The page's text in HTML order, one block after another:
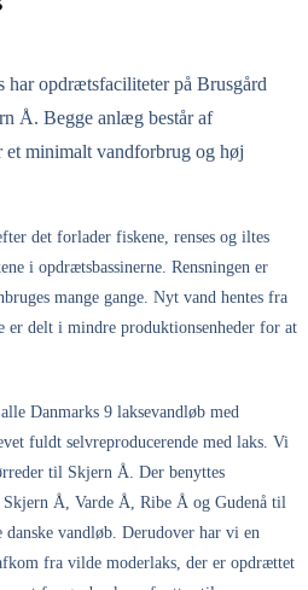
opdrætsfaciliteter på Brusgård
Å. Begge anlæg består af
et minimalt vandforbrug og høj
det forlader fiskene, renses og iltes
i opdrætsbassinerne. Rensningen er
mange gange. Nyt vand hentes fra
er delt i mindre produktionsenheder for at
Danmarks 9 laksevandløb med
fuldt selvreproducerende med laks. Vi
til Skjern Å. Der benyttes
Å, Varde Å, Ribe Å og Gudenå til
vandløb. Derudover har vi en
fra vilde moderlaks, der er opdrættet